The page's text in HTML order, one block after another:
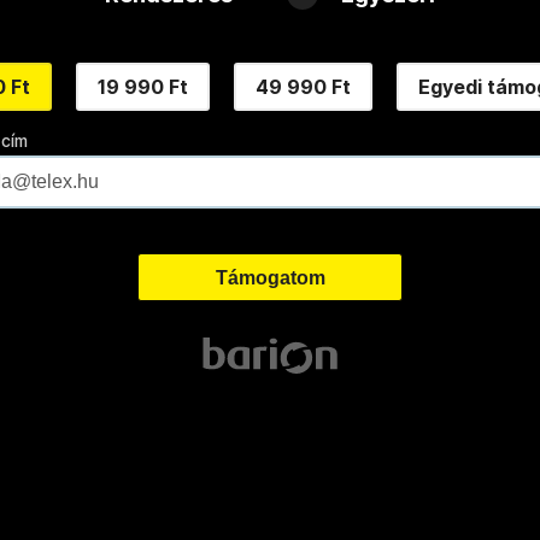
Ft 19 990 Ft 49 990 Ft Egyedi